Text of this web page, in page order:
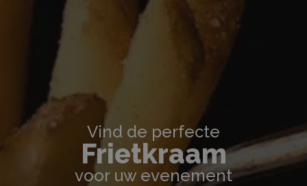
Vind de perfecte
Frietkraam
voor uw evenement